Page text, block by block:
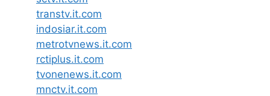
transtv.it.com
indosiar.it.com
metrotvnews.it.com
rctiplus.it.com
tvonenews.it.com
mnctv.it.com